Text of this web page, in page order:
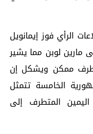
الرأي فوز إيمانويل
مارين لوبن مما يشير
ممكن ويشكل إن
الخامسة تتمثل
المتطرف إلى